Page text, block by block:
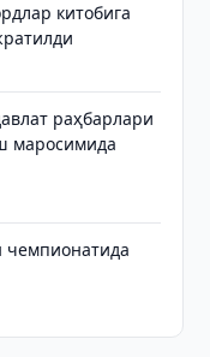
китобига
раҳбарлари
маросимида